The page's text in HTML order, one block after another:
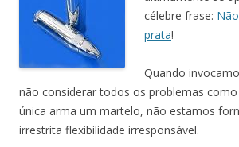
célebre frase:
prata!
Quando
não considerar todos os problemas
única arma um martelo, não estamos
irrestrita flexibilidade irresponsável.